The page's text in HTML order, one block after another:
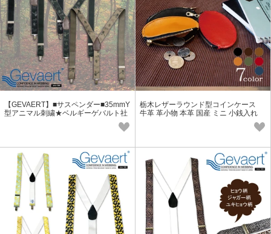
【GEVAERT】■サスペンダー■35mmY
型アニマル刺繍★ベルギーゲバルト社
栃木レザーラウンド型コインケース
牛革 革小物 本革 国産 ミニ 小銭入れ